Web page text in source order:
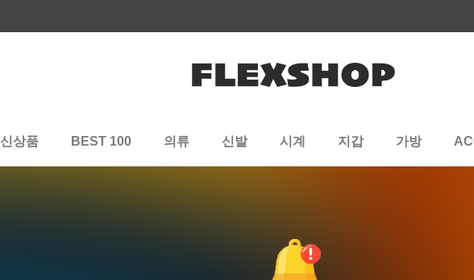
신상품 BEST 100 의류 신발 시계 지갑 가방